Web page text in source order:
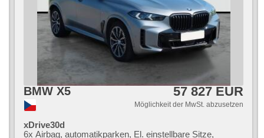
BMW X5 57 827 EUR
Möglichkeit der MwSt. abzusetzen
xDrive30d
6x Airbag, automatikparken, El. einstellbare Sitze,